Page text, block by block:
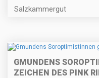
Salzkammergut
GMUNDENS
ZEICHEN DES PINK